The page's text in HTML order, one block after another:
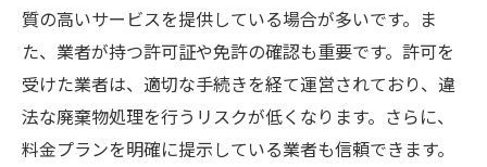
回収スケジュールを最適化するポイント
口コミから学ぶ茨城県のベッド不用品回収サー
ビスの賢い選び方
口コミで見る茨城県の不用品回収サービス
の評判
質の高いサービスを提供している場合が多いです。ま
た、業者が持つ許可証や免許の確認も重要です。許可を
受けた業者は、適切な手続きを経て運営されており、違
法な廃棄物処理を行うリスクが低くなります。さらに、
料金プランを明確に提示している業者も信頼できます。